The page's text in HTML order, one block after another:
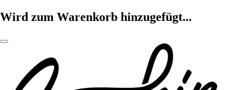
Wird zum Warenkorb hinzugefügt...